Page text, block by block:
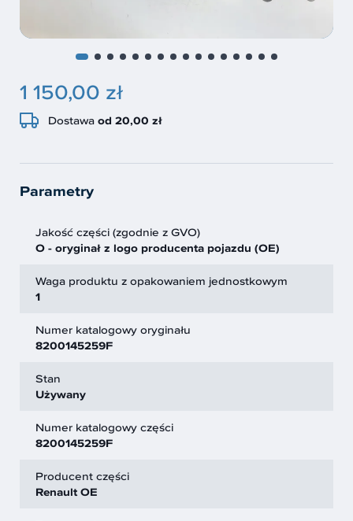
1 150,00 zł
Dostawa od 20,00 zł
Parametry
Jakość części (zgodnie z GVO)
O - oryginał z logo producenta pojazdu (OE)
Waga produktu z opakowaniem jednostkowym
1
Numer katalogowy oryginału
8200145259F
Stan
Używany
Numer katalogowy części
8200145259F
Producent części
Renault OE